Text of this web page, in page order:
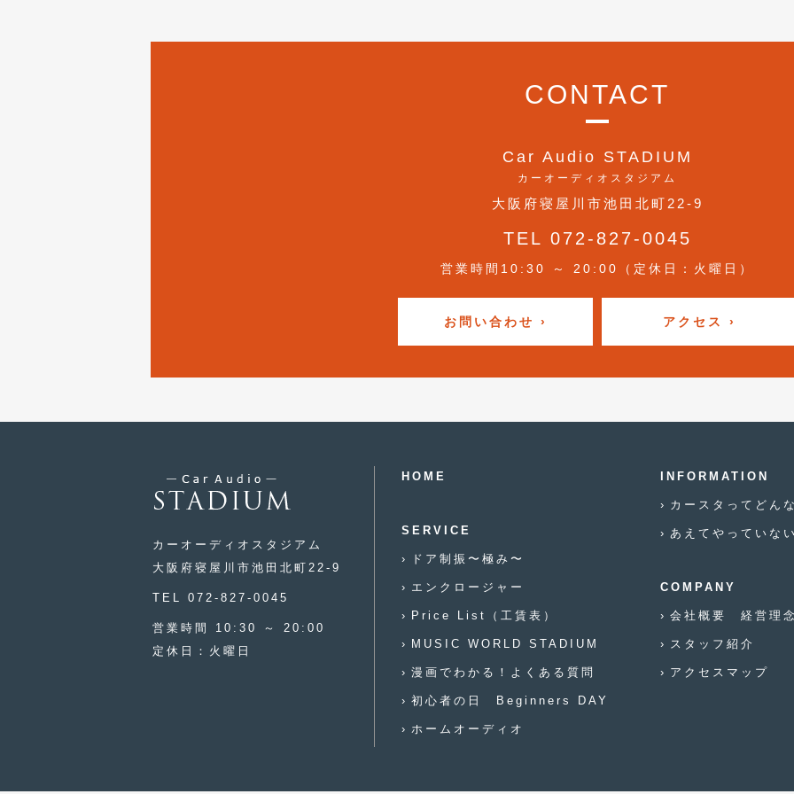
CONTACT
Car Audio STADIUM
カーオーディオスタジアム
大阪府寝屋川市池田北町22-9
TEL 072-827-0045
営業時間10:30 ～ 20:00（定休日：火曜日）
お問い合わせ › アクセス ›
カーオーディオスタジアム
大阪府寝屋川市池田北町22-9
TEL 072-827-0045
営業時間 10:30 ～ 20:00
定休日：火曜日
HOME
SERVICE
ドア制振〜極み〜
エンクロージャー
Price List（工賃表）
MUSIC WORLD STADIUM
漫画でわかる！よくある質問
初心者の日 Beginners DAY
ホームオーディオ
INFORMATION
カースタってどん
あえてやっていな
COMPANY
会社概要 経営理念
スタッフ紹介
アクセスマップ